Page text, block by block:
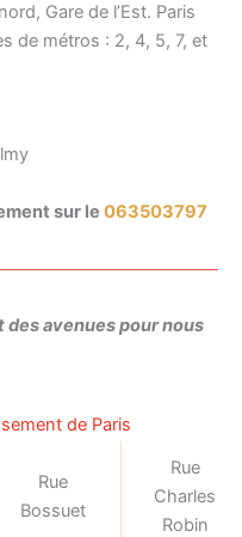
Gare de l’Est. Paris
de métros : 2, 4, 5, 7, et
sur le 063503797
des avenues pour nous
de Paris
Rue
Bossuet
Rue
Charles
Robin